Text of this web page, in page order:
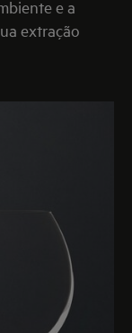
e a
extração